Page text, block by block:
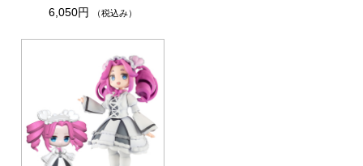
6,050円
（税込み）